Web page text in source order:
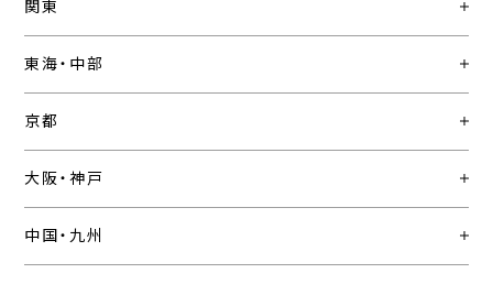
関東
東海・中部
京都
大阪・神戸
中国・九州